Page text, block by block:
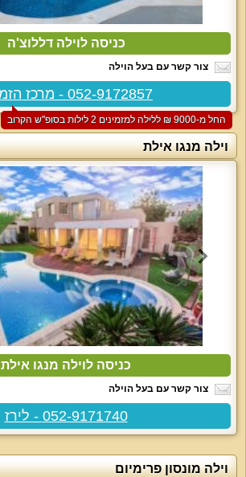
כניסה לוילה דללוצ'ה
צור קשר עם בעל הוילה
052-9172857 - מרכז הזמנות
החל מ-‏9000 ₪ ללילה למזמינים 2 לילות בסופ"ש הקרוב
וילה מנגו אילת
כניסה לוילה מנגו אילת
צור קשר עם בעל הוילה
052-9171740 - לירז
וילה מונסון פרימיום